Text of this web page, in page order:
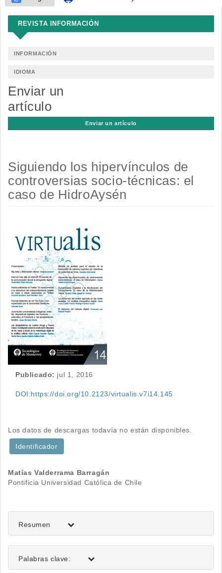
REVISTA INFORMACIÓN
INFORMACIÓN
IDIOMA
Enviar un
artículo
Enviar un artículo
Siguiendo los hipervínculos de
controversias socio-técnicas: el
caso de HidroAysén
lateral
del
artículo
Publicado: jul 1, 2016
DOI:https://doi.org/10.2123/virtualis.v7i14.145
Los datos de descargas todavía no están disponibles.
Identificador
Contenido
del
artículo
Matías Valderrama Barragán
Pontificia Universidad Católica de Chile
Resumen
Palabras clave: